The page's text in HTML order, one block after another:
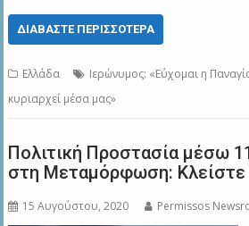
ΔΙΑΒΆΣΤΕ ΠΕΡΙΣΣΌΤΕΡΑ
Ελλάδα
Ιερώνυμος: «Εύχομαι η
κυριαρχεί μέσα μας»
Πολιτική Προστασία μέσω
στη Μεταμόρφωση: Κλείστε
15 Αυγούστου, 2020 Permissos